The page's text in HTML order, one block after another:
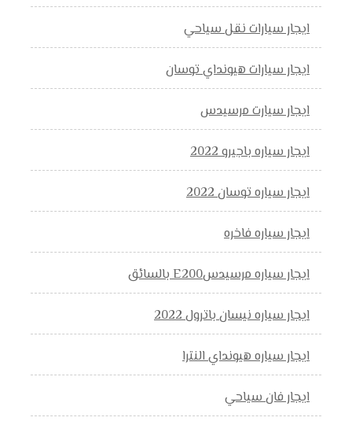
ايجار سيارات نقل سياحي
ايجار سيارات هيونداي توسان
ايجار سيارت مرسيدس
ايجار سياره باجيرو 2022
ايجار سياره توسان 2022
ايجار سياره فاخره
ايجار سياره مرسيدسE200 بالسائق
ايجار سياره نيسان باترول 2022
ايجار سياره هيونداي النترا
ايجار فان سياحي